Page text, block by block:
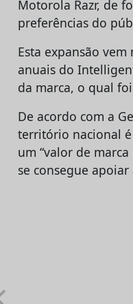
Motorola Razr, de
preferências do
Esta expansão
anuais do
da marca, o qual
De acordo com a
território nacional é
um “valor de
se consegue